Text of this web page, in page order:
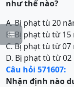

như thế nào?
A. Bị phạt tù 20
B. Bị phạt tù từ
C. Bị phạt tù từ
D. Bị phạt tù từ
Câu hỏi 571607:
Nhận định nào